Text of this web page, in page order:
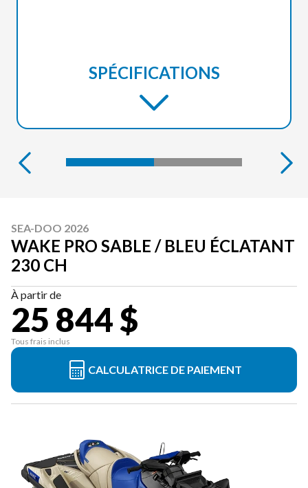
SPÉCIFICATIONS
SEA-DOO 2026
WAKE PRO SABLE / BLEU ÉCLATANT
230 CH
À partir de
25 844 $
Tous frais inclus
CALCULATRICE DE PAIEMENT